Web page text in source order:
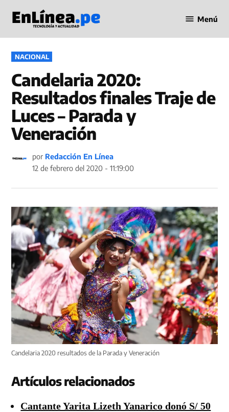
contenido
en Línea
Menú
PUBLICADO
EN
NACIONAL
Candelaria 2020:
Resultados finales Traje de
Luces – Parada y
Veneración
por Redacción En Línea
12 de febrero del 2020 - 11:19:00
Candelaria 2020 resultados de la Parada y Veneración
Artículos relacionados
Cantante Yarita Lizeth Yanarico donó S/ 50